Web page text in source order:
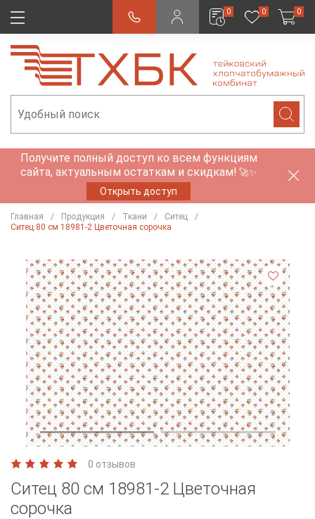
0 0 0
Получите полный доступ ко всем функциям
сайта, актуальным остаткам и скидкам! 🚀✨
Открыть доступ
Главная Продукция Ткани
Ситец
Ситец 80 см 18981-2 Цветочная сорочка
0 отзывов
Ситец 80 см 18981-2 Цветочная
сорочка